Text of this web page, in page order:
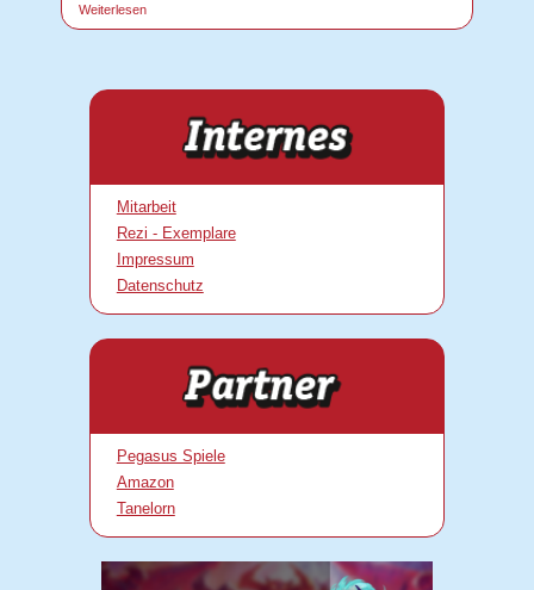
Weiterlesen
Mitarbeit
Rezi - Exemplare
Impressum
Datenschutz
Pegasus Spiele
Amazon
Tanelorn